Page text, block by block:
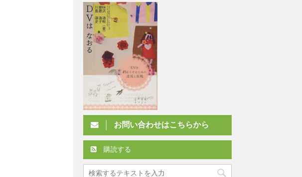
お問い合わせはこちらから
購読する